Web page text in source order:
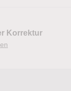
Korrektur